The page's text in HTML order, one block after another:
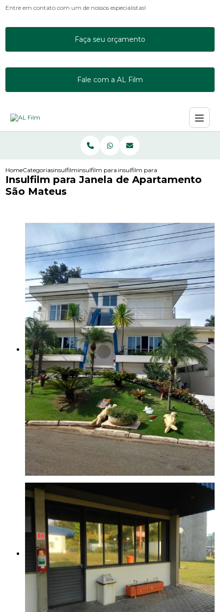
Entre em contato com um de nossos especialistas!
Faça seu orçamento
Fale com a AL Film
HomeCategoriasinsulfilminsulfilm para apartamento
insulfilm para janela de
Insulfilm para Janela de Apartamento
São Mateus